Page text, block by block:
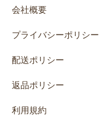
会社概要
プライバシーポリシー
配送ポリシー
返品ポリシー
利用規約